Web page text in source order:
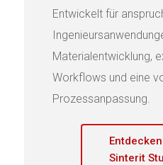
Entwickelt für
Materialentwicklung,
Workflows und eine
Prozessanpassung.
Sinterit